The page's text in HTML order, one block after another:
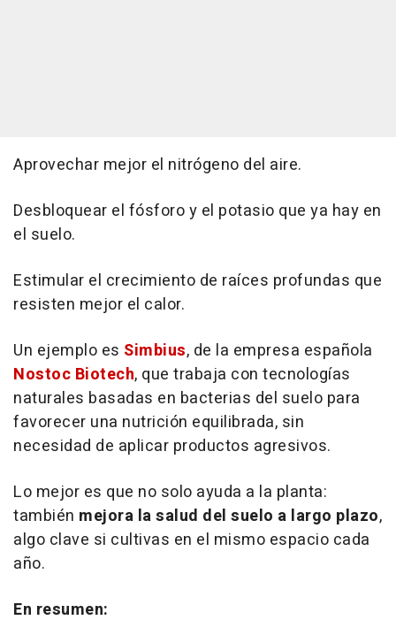
Aprovechar mejor el nitrógeno del aire.
Desbloquear el fósforo y el potasio que ya hay en
el suelo.
Estimular el crecimiento de raíces profundas que
resisten mejor el calor.
Un ejemplo es Simbius, de la empresa española
Nostoc Biotech, que trabaja con tecnologías
naturales basadas en bacterias del suelo para
favorecer una nutrición equilibrada, sin
necesidad de aplicar productos agresivos.
Lo mejor es que no solo ayuda a la planta:
también mejora la salud del suelo a largo plazo,
algo clave si cultivas en el mismo espacio cada
año.
En resumen: